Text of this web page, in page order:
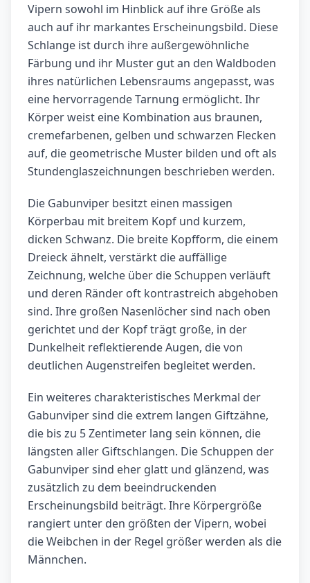
Vipern sowohl im Hinblick auf ihre Größe als
auch auf ihr markantes Erscheinungsbild. Diese
Schlange ist durch ihre außergewöhnliche
Färbung und ihr Muster gut an den Waldboden
ihres natürlichen Lebensraums angepasst, was
eine hervorragende Tarnung ermöglicht. Ihr
Körper weist eine Kombination aus braunen,
cremefarbenen, gelben und schwarzen Flecken
auf, die geometrische Muster bilden und oft als
Stundenglaszeichnungen beschrieben werden.
Die Gabunviper besitzt einen massigen
Körperbau mit breitem Kopf und kurzem,
dicken Schwanz. Die breite Kopfform, die einem
Dreieck ähnelt, verstärkt die auffällige
Zeichnung, welche über die Schuppen verläuft
und deren Ränder oft kontrastreich abgehoben
sind. Ihre großen Nasenlöcher sind nach oben
gerichtet und der Kopf trägt große, in der
Dunkelheit reflektierende Augen, die von
deutlichen Augenstreifen begleitet werden.
Ein weiteres charakteristisches Merkmal der
Gabunviper sind die extrem langen Giftzähne,
die bis zu 5 Zentimeter lang sein können, die
längsten aller Giftschlangen. Die Schuppen der
Gabunviper sind eher glatt und glänzend, was
zusätzlich zu dem beeindruckenden
Erscheinungsbild beiträgt. Ihre Körpergröße
rangiert unter den größten der Vipern, wobei
die Weibchen in der Regel größer werden als die
Männchen.